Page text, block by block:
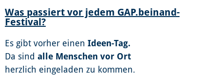
Was passiert vor jedem GAP.beinand-
Festival?
Es gibt vorher einen Ideen-Tag.
Da sind alle Menschen vor Ort
herzlich eingeladen zu kommen.